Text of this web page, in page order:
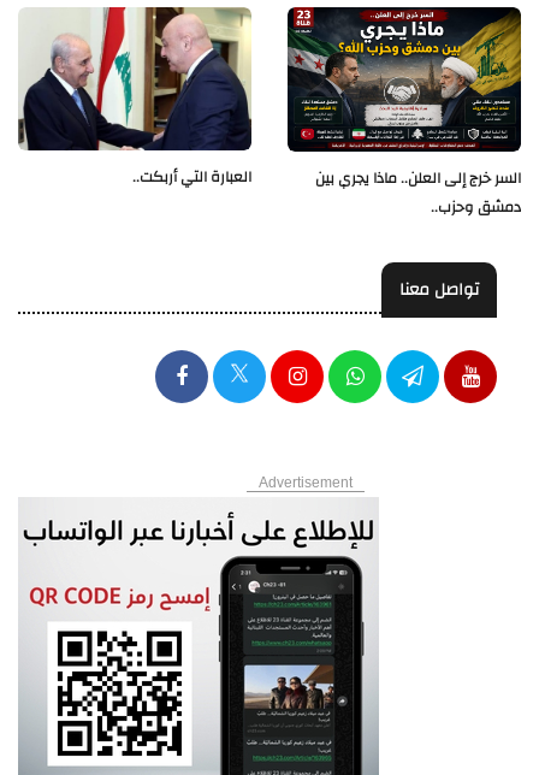
العبارة التي أربكت..
السر خرج إلى العلن.. ماذا يجري بين
دمشق وحزب..
تواصل معنا
Advertisement